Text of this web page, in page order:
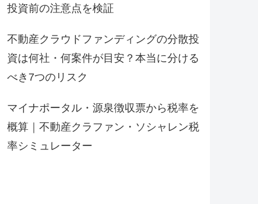
投資前の注意点を検証
不動産クラウドファンディングの分散投
資は何社・何案件が目安？本当に分ける
べき7つのリスク
マイナポータル・源泉徴収票から税率を
概算｜不動産クラファン・ソシャレン税
率シミュレーター